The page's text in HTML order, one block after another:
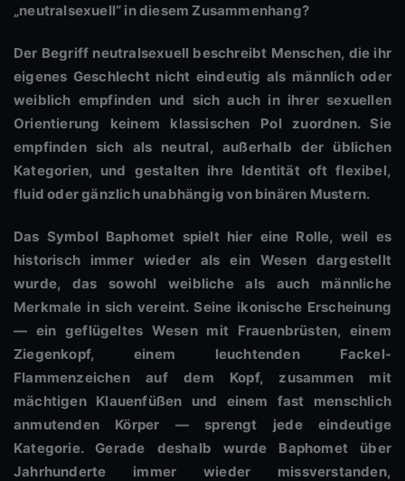
„neutralsexuell“ in diesem Zusammenhang?
Der Begriff neutralsexuell beschreibt Menschen, die ihr
eigenes Geschlecht nicht eindeutig als männlich oder
weiblich empfinden und sich auch in ihrer sexuellen
Orientierung keinem klassischen Pol zuordnen. Sie
empfinden sich als neutral, außerhalb der üblichen
Kategorien, und gestalten ihre Identität oft flexibel,
fluid oder gänzlich unabhängig von binären Mustern.
Das Symbol Baphomet spielt hier eine Rolle, weil es
historisch immer wieder als ein Wesen dargestellt
wurde, das sowohl weibliche als auch männliche
Merkmale in sich vereint. Seine ikonische Erscheinung
— ein geflügeltes Wesen mit Frauenbrüsten, einem
Ziegenkopf, einem leuchtenden Fackel-
Flammenzeichen auf dem Kopf, zusammen mit
mächtigen Klauenfüßen und einem fast menschlich
anmutenden Körper — sprengt jede eindeutige
Kategorie. Gerade deshalb wurde Baphomet über
Jahrhunderte immer wieder missverstanden,